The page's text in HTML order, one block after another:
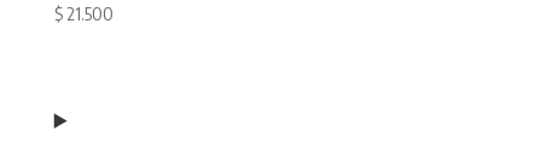
$21.500